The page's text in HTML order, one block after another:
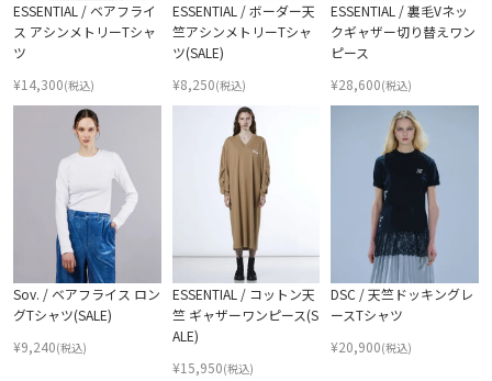
ESSENTIAL / ベアフライ
ス アシンメトリーTシャ
ツ
¥14,300(税込)
ESSENTIAL / ボーダー天
竺アシンメトリーTシャ
ツ(SALE)
¥8,250(税込)
ESSENTIAL / 裏毛Vネッ
クギャザー切り替えワン
ピース
¥28,600(税込)
Sov. / ベアフライス ロン
グTシャツ(SALE)
¥9,240(税込)
ESSENTIAL / コットン天
竺 ギャザーワンピース(S
ALE)
¥15,950(税込)
DSC / 天竺ドッキングレ
ースTシャツ
¥20,900(税込)